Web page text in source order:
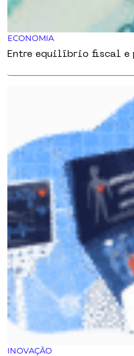
ECONOMIA
Entre equilíbrio fiscal e
INOVAÇÃO